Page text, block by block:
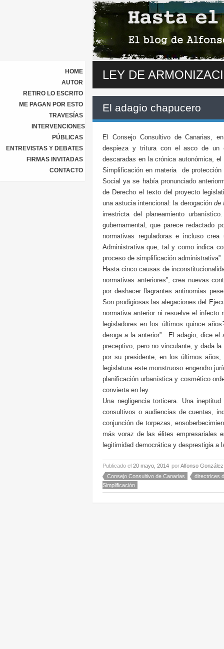
HOME
AUTOR
RETIRO LO ESCRITO
ME PAGAN POR ESTO
TRAVESÍAS
INTERVENCIONES
PÚBLICAS
ENTREVISTAS Y DEBATES
FIRMAS INVITADAS
CONTACTO
LEY DE
El adagio chapucero
El Consejo Consultivo de Canarias,
despieza y tritura con el asco de un
descaradas en la crónica autonómica,
Simplificación en materia de
Social ya se había pronunciado
de Derecho el texto del proyecto
una astucia intencional: la derogación de
irrestricta del planeamiento
gubernamental, que parece redactado
normativas reguladoras e incluso
Administrativa que, tal y como indica
proceso de simplificación administrativa”.
Hasta cinco causas de
normativas anteriores”, crea nuevas
por deshacer flagrantes antinomias
Son prodigiosas las alegaciones del
normativa anterior ni resuelve el infecto
legisladores en los últimos quince
deroga a la anterior”. El adagio, dice
preceptivo, pero no vinculante, y dada
por su presidente, en los últimos
legislatura este monstruoso engendro
planificación urbanística y cosmético
convierta en ley.
Una negligencia torticera. Una
consultivos o audiencias de cuentas,
conjunción de torpezas,
más voraz de las élites empresariales
legitimidad democrática y desprestigia a
Publicado el 20 mayo, 2014 porAlfonso
Consejo Consultivo de Canarias
directrices
Simplificación